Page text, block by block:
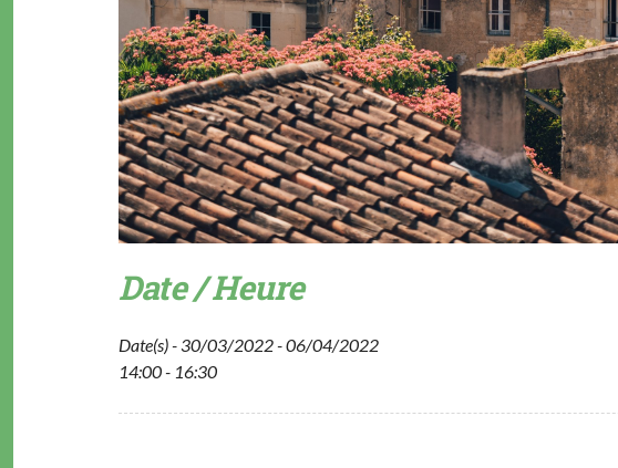
Date / Heure
Date(s) - 30/03/2022 - 06/04/2022
14:00 - 16:30